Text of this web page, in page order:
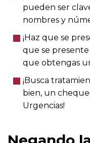
pueden ser
nombres y
¡Haz que se
que se
que obtengas
¡Busca
bien, un
Urgencias!